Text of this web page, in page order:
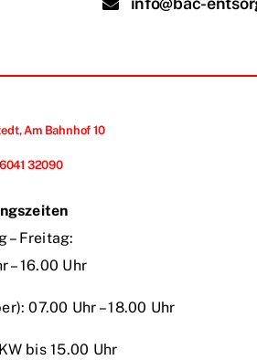
Am Bahnhof 10
32090
– Freitag:
– 16.00 Uhr
07.00 Uhr – 18.00 Uhr
bis 15.00 Uhr